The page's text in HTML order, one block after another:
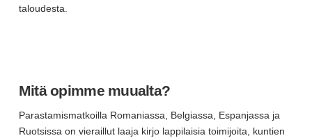
taloudesta.
Mitä opimme muualta?
Parastamismatkoilla Romaniassa, Belgiassa, Espanjassa ja
Ruotsissa on vieraillut laaja kirjo lappilaisia toimijoita, kuntien